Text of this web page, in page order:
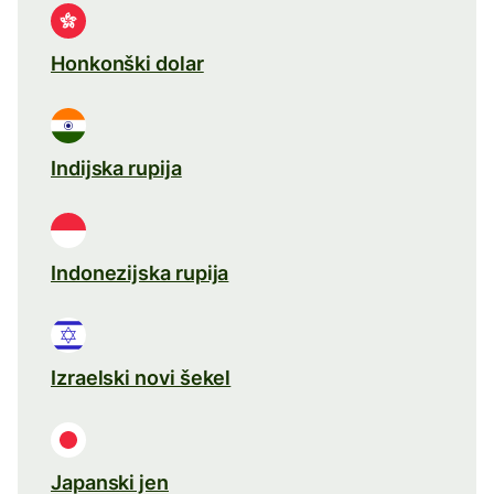
Honkonški dolar
Indijska rupija
Indonezijska rupija
Izraelski novi šekel
Japanski jen